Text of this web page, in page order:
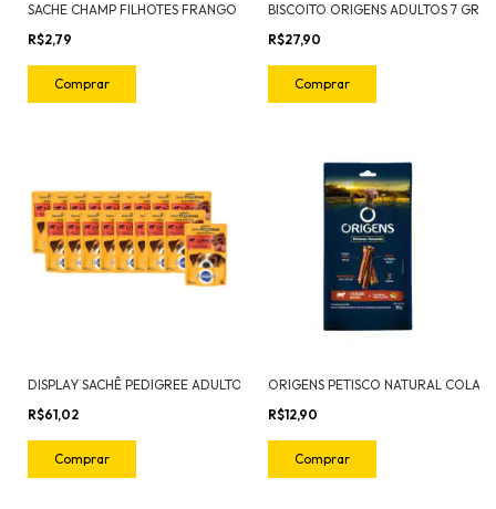
SACHE CHAMP FILHOTES FRANGO
R$2,79
R$27,90
DISPLAY SACHÊ PEDIGREE ADULTOS RAC. PEQ. CARNE 100G DE 18UN
R$61,02
R$12,90